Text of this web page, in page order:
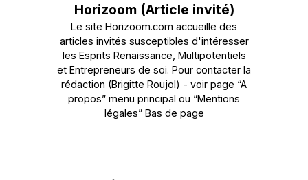
Horizoom (Article invité)
Le site Horizoom.com accueille des
articles invités susceptibles d'intéresser
les Esprits Renaissance, Multipotentiels
et Entrepreneurs de soi. Pour contacter la
rédaction (Brigitte Roujol) - voir page “A
propos” menu principal ou “Mentions
légales” Bas de page